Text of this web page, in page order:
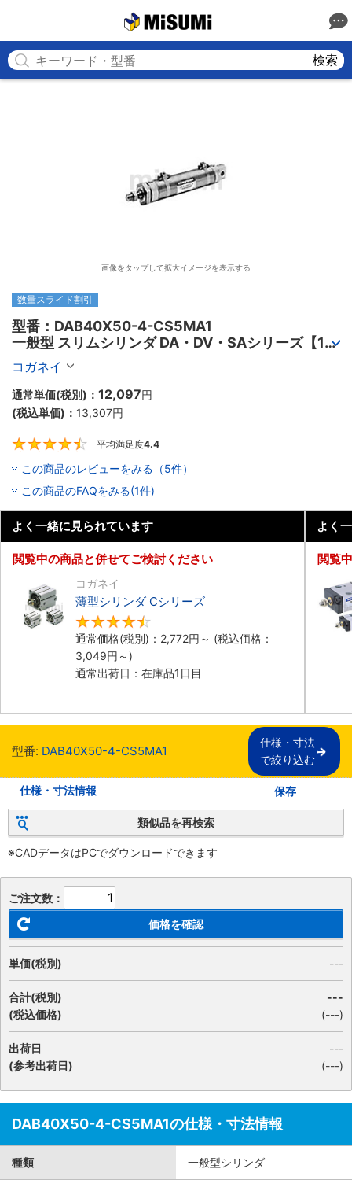
検索
画像をタップして拡大イメージを表示する
数量スライド割引
型番：DAB40X50-4-CS5MA1
一般型 スリムシリンダ DA・DV・SAシリーズ【1～
10個入り】
コガネイ
通常単価(税別)： 12,097円
(税込単価)： 13,307円
平均満足度4.4
この商品のレビューをみる（5件）
この商品のFAQをみる(1件)
よく一緒に見られています
閲覧中の商品と併せてご検討ください
コガネイ
薄型シリンダ Cシリーズ
通常価格(税別)： 2,772円 ～ (税込価格：
3,049円 ～)
通常出荷日：在庫品1日目
よく
閲覧
型番: DAB40X50-4-CS5MA1
仕様・寸法
で絞り込む
仕様・寸法情報 保存
類似品を再検索
※CADデータはPCでダウンロードできます
ご注文数：
価格を確認
単価(税別) ---
合計(税別)
(税込価格)
---
(---)
出荷日
(参考出荷日)
---
(---)
DAB40X50-4-CS5MA1の仕様・寸法情報
種類 一般型シリンダ